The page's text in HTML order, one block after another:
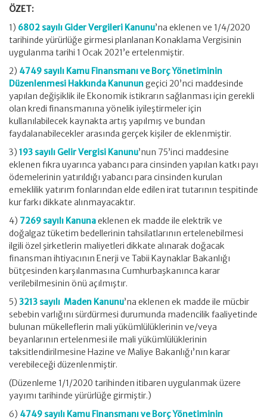
ÖZET:
1) 6802 sayılı Gider Vergileri Kanunu’na eklenen ve 1/4/2020
tarihinde yürürlüğe girmesi planlanan Konaklama Vergisinin
uygulanma tarihi 1 Ocak 2021’e ertelenmiştir.
2) 4749 sayılı Kamu Finansmanı ve Borç Yönetiminin
Düzenlenmesi Hakkında Kanunungeçici 20’nci maddesinde
yapılan değişiklik ile Ekonomik istikrarın sağlanması için gerekli
olan kredi finansmanına yönelik iyileştirmeler için
kullanılabilecek kaynakta artış yapılmış ve bundan
faydalanabilecekler arasında gerçek kişiler de eklenmiştir.
3) 193 sayılı Gelir Vergisi Kanunu’nun 75’inci maddesine
eklenen fıkra uyarınca yabancı para cinsinden yapılan katkı payı
ödemelerinin yatırıldığı yabancı para cinsinden kurulan
emeklilik yatırım fonlarından elde edilen irat tutarının tespitinde
kur farkı dikkate alınmayacaktır.
4) 7269 sayılı Kanunaeklenen ek madde ile elektrik ve
doğalgaz tüketim bedellerinin tahsilatlarının ertelenebilmesi
ilgili özel şirketlerin maliyetleri dikkate alınarak doğacak
finansman ihtiyacının Enerji ve Tabii Kaynaklar Bakanlığı
bütçesinden karşılanmasına Cumhurbaşkanınca karar
verilebilmesinin önü açılmıştır.
5) 3213 sayılı Maden Kanunu’na eklenen ek madde ile mücbir
sebebin varlığını sürdürmesi durumunda madencilik faaliyetinde
bulunan mükelleflerin mali yükümlülüklerinin ve/veya
beyanlarının ertelenmesi ile mali yükümlülüklerinin
taksitlendirilmesine Hazine ve Maliye Bakanlığı’nın karar
verebileceği düzenlenmiştir.
(Düzenleme 1/1/2020 tarihinden itibaren uygulanmak üzere
yayımı tarihinde yürürlüğe girmiştir.)
6) 4749 sayılı Kamu Finansmanı ve Borç Yönetiminin